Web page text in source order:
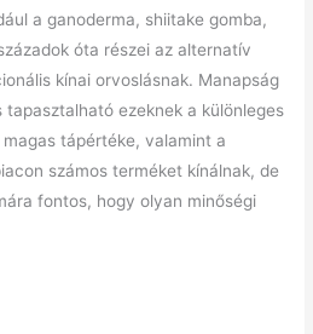
a ganoderma, shiitake gomba,
óta részei az alternatív
kínai orvoslásnak. Manapság
ezeknek a különleges
tápértéke, valamint a
számos terméket kínálnak, de
fontos, hogy olyan minőségi